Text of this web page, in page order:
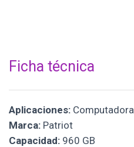
Ficha técnica
Aplicaciones: Computadora
Marca: Patriot
Capacidad: 960 GB